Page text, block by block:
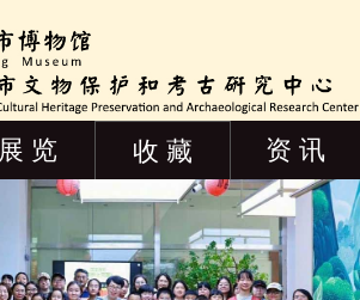
展 览 收 藏 资 讯